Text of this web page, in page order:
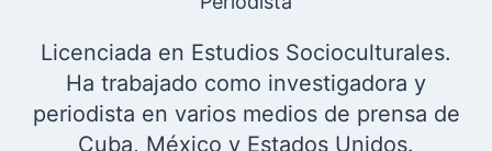
Licenciada en Estudios Socioculturales.
Ha trabajado como investigadora y
periodista en varios medios de prensa de
Cuba, México y Estados Unidos.